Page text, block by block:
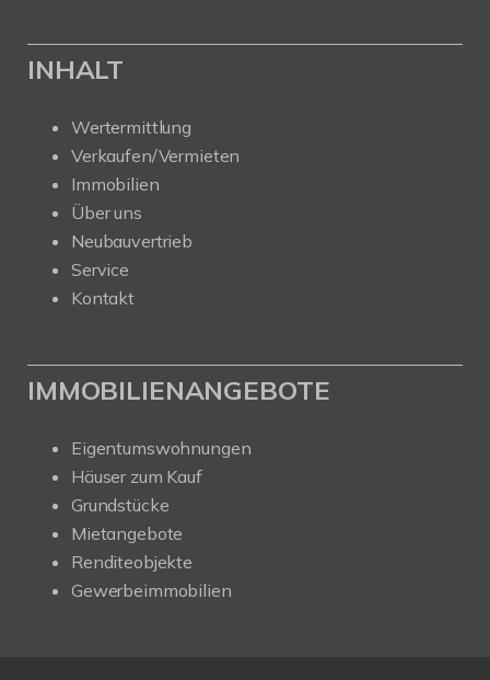
INHALT
Wertermittlung
Verkaufen/Vermieten
Immobilien
Über uns
Neubauvertrieb
Service
Kontakt
IMMOBILIENANGEBOTE
Eigentumswohnungen
Häuser zum Kauf
Grundstücke
Mietangebote
Renditeobjekte
Gewerbeimmobilien